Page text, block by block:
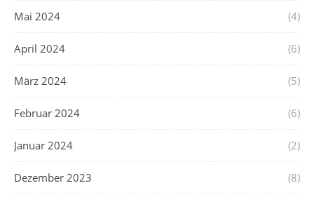
Mai 2024 (4)
April 2024 (6)
März 2024 (5)
Februar 2024 (6)
Januar 2024 (2)
Dezember 2023 (8)